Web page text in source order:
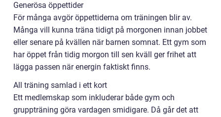
Generösa öppettider
För många avgör öppettiderna om träningen blir av.
Många vill kunna träna tidigt på morgonen innan jobbet
eller senare på kvällen när barnen somnat. Ett gym som
har öppet från tidig morgon till sen kväll ger frihet att
lägga passen när energin faktiskt finns.
All träning samlad i ett kort
Ett medlemskap som inkluderar både gym och
gruppträning göra vardagen smidigare. Då går det att